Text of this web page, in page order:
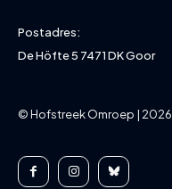
Postadres:
De Höfte 5 7471 DK Goor
© Hofstreek Omroep | 2026